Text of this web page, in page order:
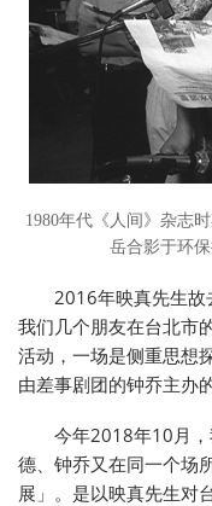
1980年代《人间》杂志
岳合影于环
2016年映真先生故
我们几个朋友在台北市
活动，一场是侧重思想
由差事剧团的钟乔主办
今年2018年10月
德、钟乔又在同一个场
展」。是以映真先生对